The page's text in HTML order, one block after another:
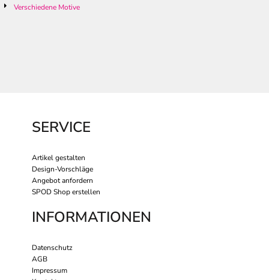
Verschiedene Motive
SERVICE
Artikel gestalten
Design-Vorschläge
Angebot anfordern
SPOD Shop erstellen
INFORMATIONEN
Datenschutz
AGB
Impressum